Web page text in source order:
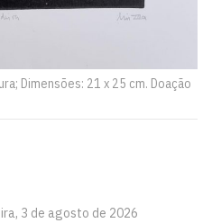
Dimensões: 21 x 25 cm. Doação
3 de agosto de 2026